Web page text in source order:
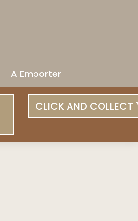
A Emporter
CLICK AND COLLECT